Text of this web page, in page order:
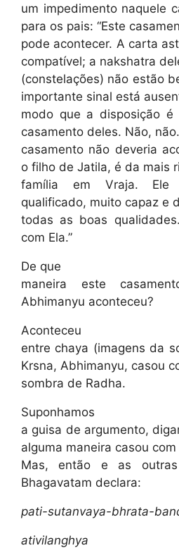
um impedimento naquele
para os pais: “Este
pode acontecer. A carta
compatível; a nakshatra
(constelações) não estão
importante sinal está
modo que a disposição é
casamento deles. Não,
casamento não deveria
o filho de Jatila, é da mais
família em Vraja. Ele
qualificado, muito capaz e
todas as boas
com Ela.”
De que
maneira este
Abhimanyu aconteceu?
Aconteceu
entre chaya (imagens da
Krsna, Abhimanyu, casou
sombra de Radha.
Suponhamos
a guisa de argumento,
alguma maneira casou com
Mas, então e as
Bhagavatam declara:
pati-sutanvaya-bhrata-
ativilanghya